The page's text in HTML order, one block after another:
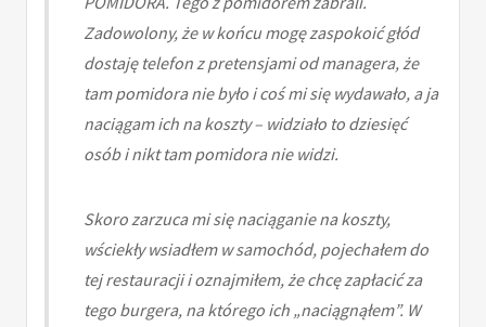
Zadowolony, że w końcu mogę zaspokoić głód
dostaję telefon z pretensjami od managera, że
tam pomidora nie było i coś mi się wydawało, a ja
naciągam ich na koszty – widziało to dziesięć
osób i nikt tam pomidora nie widzi.
Skoro zarzuca mi się naciąganie na koszty,
wściekły wsiadłem w samochód, pojechałem do
tej restauracji i oznajmiłem, że chcę zapłacić za
tego burgera, na którego ich „naciągnąłem”. W